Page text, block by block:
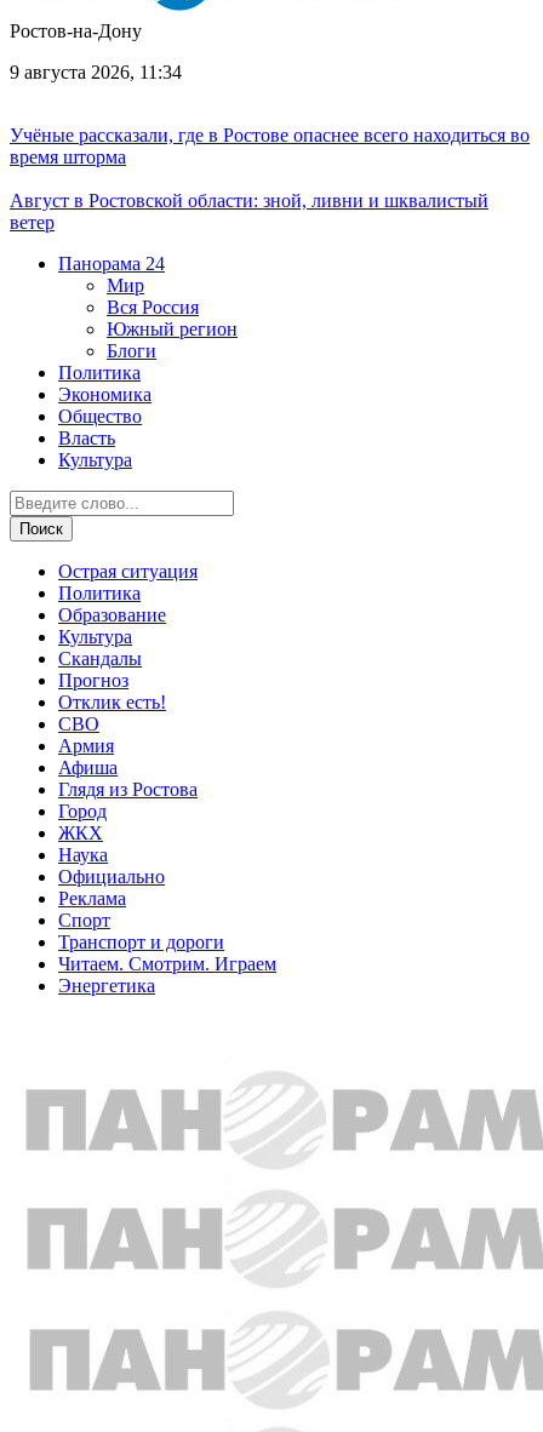
Ростов-на-Дону
9 августа 2026, 11:34
Учёные рассказали, где в Ростове опаснее всего находиться во
время шторма
Август в Ростовской области: зной, ливни и шквалистый
ветер
Панорама 24
Мир
Вся Россия
Южный регион
Блоги
Политика
Экономика
Общество
Власть
Культура
Острая ситуация
Политика
Образование
Культура
Скандалы
Прогноз
Отклик есть!
СВО
Армия
Афиша
Глядя из Ростова
Город
ЖКХ
Наука
Официально
Реклама
Спорт
Транспорт и дороги
Читаем. Смотрим. Играем
Энергетика